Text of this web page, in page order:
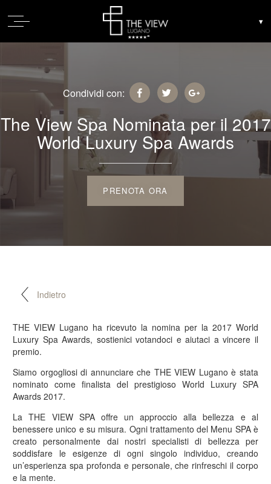
Condividi con:
The View Spa Nominata per il 2017
World Luxury Spa Awards
PRENOTA ORA
Indietro
THE VIEW Lugano ha ricevuto la nomina per la 2017 World
Luxury Spa Awards, sostienici votandoci e aiutaci a vincere il
premio.
Siamo orgogliosi di annunciare che THE VIEW Lugano è stata
nominato come finalista del prestigioso World Luxury SPA
Awards 2017.
La THE VIEW SPA offre un approccio alla bellezza e al
benessere unico e su misura. Ogni trattamento del Menu SPA è
creato personalmente dai nostri specialisti di bellezza per
soddisfare le esigenze di ogni singolo individuo, creando
un’esperienza spa profonda e personale, che rinfreschi il corpo
e la mente.